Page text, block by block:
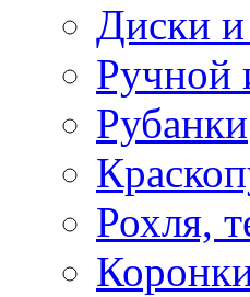
Диски
Ручной
Рубанки
Рохля,